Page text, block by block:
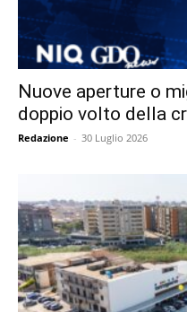
Nuove aperture o
doppio volto della
Redazione - 30 Luglio 2026